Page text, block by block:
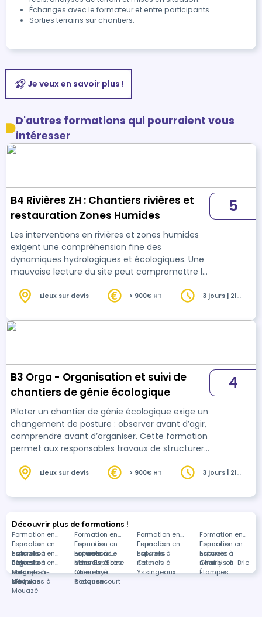
Échanges avec le formateur et entre participants.
Sorties terrains sur chantiers.
Je veux en savoir plus !
D'autres formations qui pourraient vous
intéresser
B4 Rivières ZH : Chantiers rivières et
restauration Zones Humides
Les interventions en rivières et zones humides
exigent une compréhension fine des
dynamiques hydrologiques et écologiques. Une
mauvaise lecture du site peut compromettre la
conformités réglementaires et fragiliser le
techniques et méthodologiques nécessaires
pour intervenir en milieux aquatiques et
réglementaires. Elle permet de …
5
Lieux sur devis > 900€ HT
3 jours | 21
B3 Orga - Organisation et suivi de
chantiers de génie écologique
Piloter un chantier de génie écologique exige un
changement de posture : observer avant d’agir,
comprendre avant d’organiser. Cette formation
permet aux responsables travaux de structurer,
pleinement les dynamiques du vivant, les
opérationnelles.
4
Lieux sur devis > 900€ HT
3 jours | 21
Découvrir plus de formations !
Formation en
Espaces
naturels à
Bègles
Formation en
Espaces
naturels à Le
Mée-sur-Seine
Formation en
Espaces
naturels à
Colmar
Formation en
Espaces
naturels à
Chailly-en-Brie
Formation en
Espaces
naturels à
Magny-en-
Vexin
Formation en
Espaces
naturels à Le
Chesnay-
Rocquencourt
Formation en
Espaces
naturels à
Yssingeaux
Formation en
Espaces
naturels à
Étampes
Formation en
Espaces
naturels à
Meymac
Formations
dans Espaces
naturels à
distance
Formation en
Gestion
d'équipes à
Mouazé